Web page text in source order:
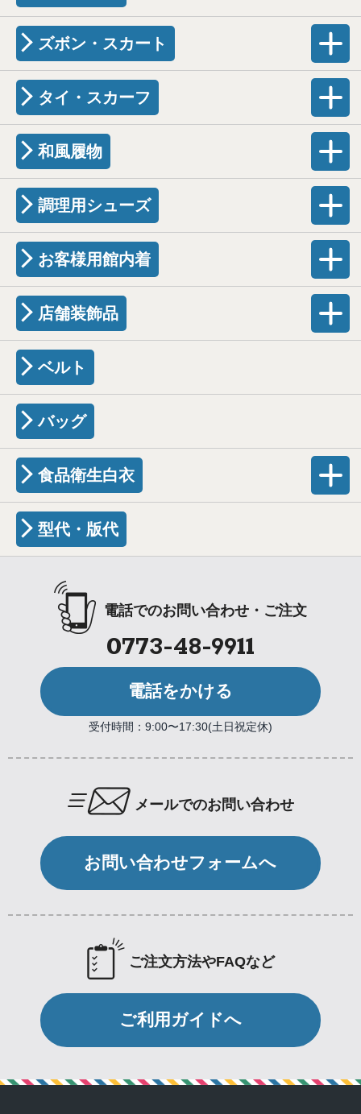
ズボン・スカート
タイ・スカーフ
和風履物
調理用シューズ
お客様用館内着
店舗装飾品
ベルト
バッグ
食品衛生白衣
型代・版代
電話でのお問い合わせ・ご注文
0773-48-9911
電話をかける
受付時間：9:00〜17:30(土日祝定休)
メールでのお問い合わせ
お問い合わせフォームへ
ご注文方法やFAQなど
ご利用ガイドへ